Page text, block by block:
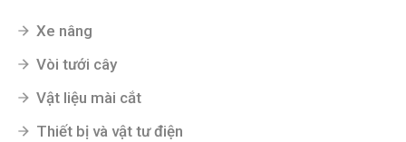
Xe nâng
Vòi tưới cây
Vật liệu mài cắt
Thiết bị và vật tư điện